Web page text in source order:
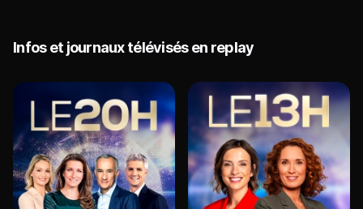
Infos et journaux télévisés en replay